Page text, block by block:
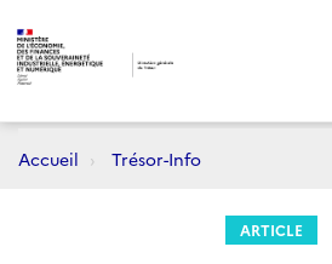
Accueil Trésor-Info
ARTICLE